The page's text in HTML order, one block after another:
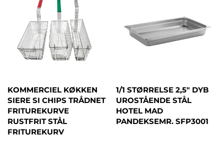
KOMMERCIEL KØKKEN
SIERE SI CHIPS TRÅDNET
FRITUREKURVE
RUSTFRIT STÅL
FRITUREKURV
1/1 STØRRELSE 2,5" DYB
UROSTÅENDE STÅL
HOTEL MAD
PANDEKSEMR. SFP3001